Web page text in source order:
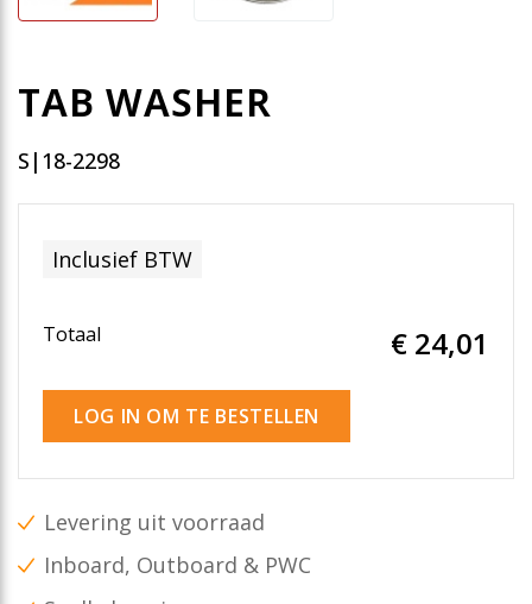
TAB WASHER
S|18-2298
Inclusief BTW
Totaal € 24,01
LOG IN OM TE BESTELLEN
Levering uit voorraad
Inboard, Outboard & PWC